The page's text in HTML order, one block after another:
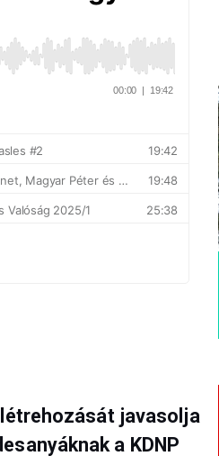
javasolja
a KDNP